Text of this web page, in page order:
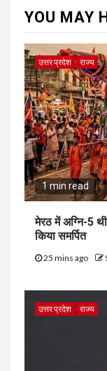
YOU MAY
उत्तर प्रदेश राज्य
1 min read
मेरठ में अग्नि-5
किया समर्पित
25 mins ago
उत्तर प्रदेश राज्य